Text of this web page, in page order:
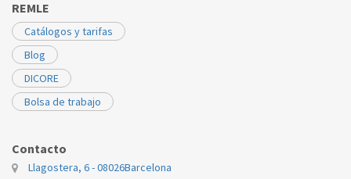
REMLE
Catálogos y tarifas
Blog
DICORE
Bolsa de trabajo
Contacto
Llagostera, 6 - 08026Barcelona